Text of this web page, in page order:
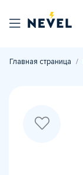
Главная страница